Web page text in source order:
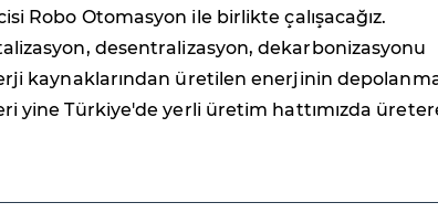
Robo Otomasyon ile birlikte çalışacağız.
desentralizasyon, dekarbonizasyonu
kaynaklarından üretilen enerjinin
yine Türkiye'de yerli üretim hattımızda